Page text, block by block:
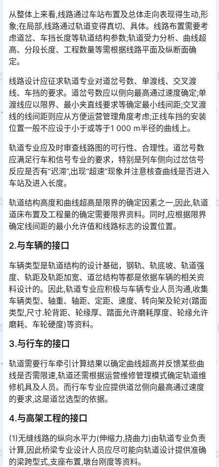
从整体上来看,线路通过车站布置及总体走向表现得生动,形
象;在局部,线路通过轨道变得真切、具体。线路布置需要考
虑道岔、车挡长度等轨道结构参数;轨道受力分析、曲线超
高、分段长度、工程数量等需根据线路平面及纵断面确
定。󠅅󠅃󠄵󠅂󠄪󠇖󠆨󠆨󠇕󠆞󠆒󠅬󠇘󠆭󠆘󠇙󠆝󠅵󠇗󠆭󠆁󠄐󠇗󠅹󠅸󠇖󠆍󠅳󠇖󠅹󠅰󠇖󠆌󠅹
线路设计应征求轨道专业对道岔号数、单渡线、交叉渡
线、车挡的要求。道岔号数应以侧向最高通过速度确定;单
渡线应以限界、最小夹直线要求等确定最小线间距;交叉渡
线的线间距则应从方便运营管理角度考虑;正线车挡的安装
位置一般不应设于小于或等于1 000 m半径的曲线上。󠅅󠅃󠄵󠅂󠄪󠇖󠆨󠆨󠇕󠆞󠆒󠅬󠇘󠆭󠆘󠇙󠆝󠅵󠇗󠆭󠆁󠄐󠇗󠅹󠅸󠇖󠆍󠅳󠇖󠅹󠅰󠇖󠆌󠅹
轨道专业应及时审查线路图的可行性、合理性。道岔号数
应满足行车和信号专业的要求，特别是列车侧向过岔信号
反应是否有“迟滞”,出现“超速”现象并注意核查曲线是否进入
车站及进入长度。󠅅󠅃󠄵󠅂󠄪󠇖󠆨󠆨󠇕󠆞󠆒󠅬󠇘󠆭󠆘󠇙󠆝󠅵󠇗󠆭󠆁󠄐󠇗󠅹󠅸󠇖󠆍󠅳󠇖󠅹󠅰󠇖󠆌󠅹
轨道结构高度和曲线超高是限界的确定因素之一,因此,轨道
道床布置及工程量的确定需要限界资料。同时,应根据限界
确定线间距的最小允许值和线路标志的设置位置。
2.与车辆的接口
车辆类型是轨道结构的设计基础，钢轨、轨底坡、轨道强
度、轨距及轨距加宽、道岔结构等都是依据车辆的相关资
料设计的。因此,轨道专业应积极与车辆专业人员沟通,收集
车辆类型、轴重、轴距、定距、速度、转向架及轮对(踏面
类型,尺寸.轮背距、轮缘厚、踏面允许磨耗厚度、轮缘允许
磨耗、车轮硬度)等资料。󠅅󠅃󠄵󠅂󠄪󠇖󠆨󠆨󠇕󠆞󠆒󠅬󠇘󠆭󠆘󠇙󠆝󠅵󠇗󠆭󠆁󠄐󠇗󠅹󠅸󠇖󠆍󠅳󠇖󠅹󠅰󠇖󠆌󠅹
3.与行车的接口
轨道需要行车牵引计算结果以确定曲线超高并反馈某些曲
线是否需限速,轨道还需根据运营维修管理模式确定轨道维
修机具及人员。而行车专业应提供道岔侧向最高通过速度
的要求,这是道岔选型的依据。󠅅󠅃󠄵󠅂󠄪󠇖󠆨󠆨󠇕󠆞󠆒󠅬󠇘󠆭󠆘󠇙󠆝󠅵󠇗󠆭󠆁󠄐󠇗󠅹󠅸󠇖󠆍󠅳󠇖󠅹󠅰󠇖󠆌󠅹
4.与高架工程的接口
(1)无缝线路的纵向水平力(伸缩力,挠曲力)由轨道专业负责
计算,因此桥梁专业设计人员应尽可能向轨道设计提供准确
的梁跨型式,支座布置,墩台刚度等资料。